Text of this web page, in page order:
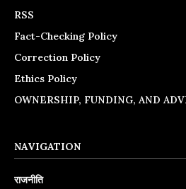
RSS
Fact-Checking Policy
Correction Policy
Ethics Policy
OWNERSHIP, FUNDING, AND
NAVIGATION
राजनीति